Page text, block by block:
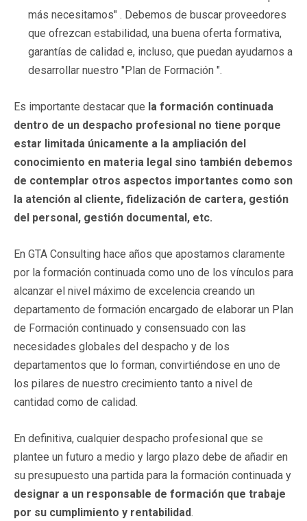
más necesitamos" . Debemos de buscar proveedores
que ofrezcan estabilidad, una buena oferta formativa,
garantías de calidad e, incluso, que puedan ayudarnos a
desarrollar nuestro "Plan de Formación ".
Es importante destacar que la formación continuada
dentro de un despacho profesional no tiene porque
estar limitada únicamente a la ampliación del
conocimiento en materia legal sino también debemos
de contemplar otros aspectos importantes como son
la atención al cliente, fidelización de cartera, gestión
del personal, gestión documental, etc.
En GTA Consulting hace años que apostamos claramente
por la formación continuada como uno de los vínculos para
alcanzar el nivel máximo de excelencia creando un
departamento de formación encargado de elaborar un Plan
de Formación continuado y consensuado con las
necesidades globales del despacho y de los
departamentos que lo forman, convirtiéndose en uno de
los pilares de nuestro crecimiento tanto a nivel de
cantidad como de calidad.
En definitiva, cualquier despacho profesional que se
plantee un futuro a medio y largo plazo debe de añadir en
su presupuesto una partida para la formación continuada y
designar a un responsable de formación que trabaje
por su cumplimiento y rentabilidad.